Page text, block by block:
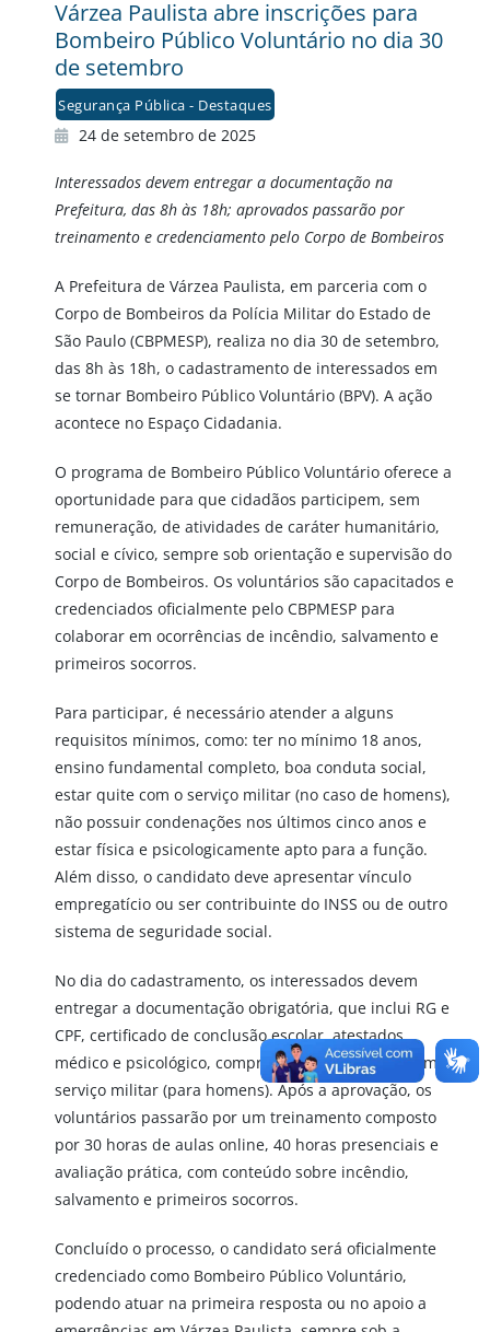
Várzea Paulista abre inscrições para
Bombeiro Público Voluntário no dia 30
de setembro
Segurança Pública - Destaques
24 de setembro de 2025
Interessados devem entregar a documentação na
Prefeitura, das 8h às 18h; aprovados passarão por
treinamento e credenciamento pelo Corpo de Bombeiros
A Prefeitura de Várzea Paulista, em parceria com o
Corpo de Bombeiros da Polícia Militar do Estado de
São Paulo (CBPMESP), realiza no dia 30 de setembro,
das 8h às 18h, o cadastramento de interessados em
se tornar Bombeiro Público Voluntário (BPV). A ação
acontece no Espaço Cidadania.
O programa de Bombeiro Público Voluntário oferece a
oportunidade para que cidadãos participem, sem
remuneração, de atividades de caráter humanitário,
social e cívico, sempre sob orientação e supervisão do
Corpo de Bombeiros. Os voluntários são capacitados e
credenciados oficialmente pelo CBPMESP para
colaborar em ocorrências de incêndio, salvamento e
primeiros socorros.
Para participar, é necessário atender a alguns
requisitos mínimos, como: ter no mínimo 18 anos,
ensino fundamental completo, boa conduta social,
estar quite com o serviço militar (no caso de homens),
não possuir condenações nos últimos cinco anos e
estar física e psicologicamente apto para a função.
Além disso, o candidato deve apresentar vínculo
empregatício ou ser contribuinte do INSS ou de outro
sistema de seguridade social.
No dia do cadastramento, os interessados devem
entregar a documentação obrigatória, que inclui RG e
CPF, certificado de conclusão escolar, atestados
médico e psicológico, comprovante de quitação com o
serviço militar (para homens). Após a aprovação, os
voluntários passarão por um treinamento composto
por 30 horas de aulas online, 40 horas presenciais e
avaliação prática, com conteúdo sobre incêndio,
salvamento e primeiros socorros.
Concluído o processo, o candidato será oficialmente
credenciado como Bombeiro Público Voluntário,
podendo atuar na primeira resposta ou no apoio a